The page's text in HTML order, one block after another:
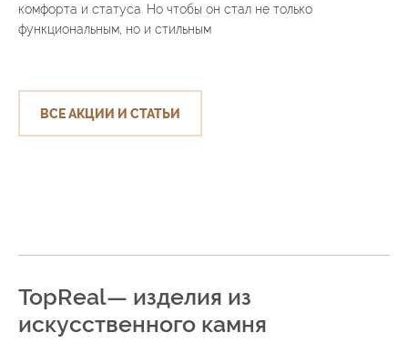
комфорта и статуса. Но чтобы он стал не только
функциональным, но и стильным
ВСЕ АКЦИИ И СТАТЬИ
TopReal— изделия из
искусственного камня